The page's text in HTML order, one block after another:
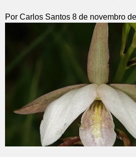
Por Carlos Santos 8 de novembro